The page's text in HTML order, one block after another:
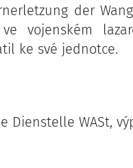
der
ve vojenském
ke své jednotce.
Dienstelle WASt,